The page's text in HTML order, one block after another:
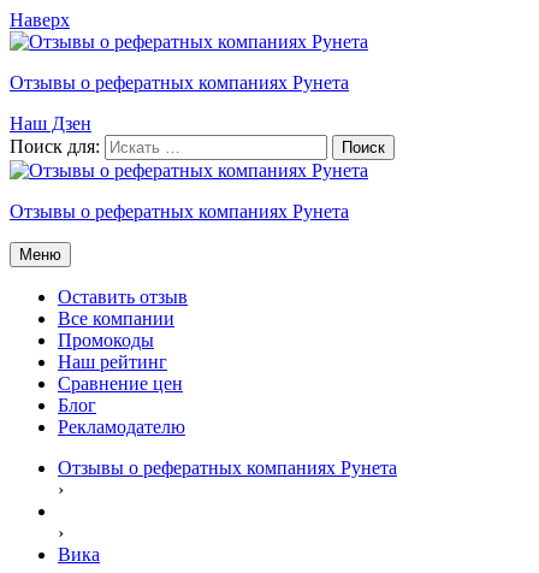
Наверх
Отзывы о рефератных компаниях Рунета
Наш Дзен
Поиск для:
Отзывы о рефератных компаниях Рунета
Меню
Оставить отзыв
Все компании
Промокоды
Наш рейтинг
Сравнение цен
Блог
Рекламодателю
Отзывы о рефератных компаниях Рунета
›
›
Вика